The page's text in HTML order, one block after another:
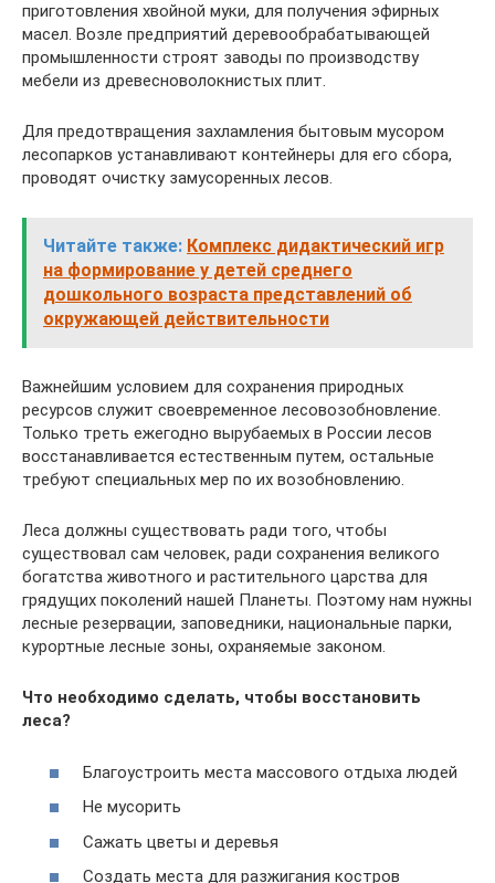
приготовления хвойной муки, для получения эфирных
масел. Возле предприятий деревообрабатывающей
промышленности строят заводы по производству
мебели из древесноволокнистых плит.
Для предотвращения захламления бытовым мусором
лесопарков устанавливают контейнеры для его сбора,
проводят очистку замусоренных лесов.
Читайте также: Комплекс дидактический игр
на формирование у детей среднего
дошкольного возраста представлений об
окружающей действительности
Важнейшим условием для сохранения природных
ресурсов служит своевременное лесовозобновление.
Только треть ежегодно вырубаемых в России лесов
восстанавливается естественным путем, остальные
требуют специальных мер по их возобновлению.
Леса должны существовать ради того, чтобы
существовал сам человек, ради сохранения великого
богатства животного и растительного царства для
грядущих поколений нашей Планеты. Поэтому нам нужны
лесные резервации, заповедники, национальные парки,
курортные лесные зоны, охраняемые законом.
Что необходимо сделать, чтобы восстановить
леса?
Благоустроить места массового отдыха людей
Не мусорить
Сажать цветы и деревья
Создать места для разжигания костров